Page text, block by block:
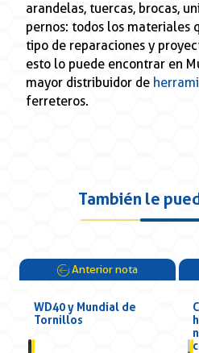
arandelas, tuercas, brocas,
pernos: todos los materiales
tipo de reparaciones y
esto lo puede encontrar en
mayor distribuidor de
ferreteros.
También le
Anterior nota
WD40 y Mundial de
Tornillos